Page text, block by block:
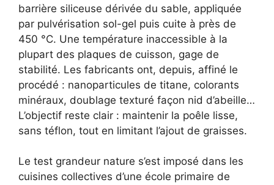
barrière siliceuse dérivée du sable, appliquée
par pulvérisation sol-gel puis cuite à près de
450 °C. Une température inaccessible à la
plupart des plaques de cuisson, gage de
stabilité. Les fabricants ont, depuis, affiné le
procédé : nanoparticules de titane, colorants
minéraux, doublage texturé façon nid d’abeille…
L’objectif reste clair : maintenir la poêle lisse,
sans téflon, tout en limitant l’ajout de graisses.
Le test grandeur nature s’est imposé dans les
cuisines collectives d’une école primaire de